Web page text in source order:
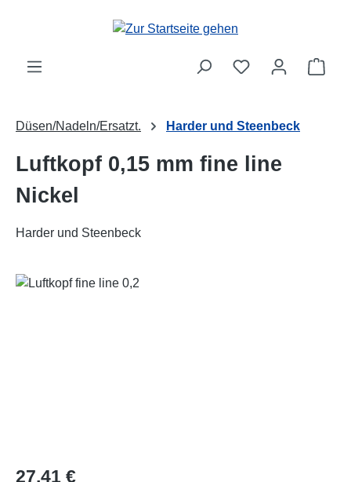
Zum Hauptinhalt springen
Düsen/Nadeln/Ersatzt. Harder und Steenbeck
Luftkopf 0,15 mm fine line
Nickel
Harder und Steenbeck
Bildergalerie überspringen
Regulärer Preis:
27,41 €